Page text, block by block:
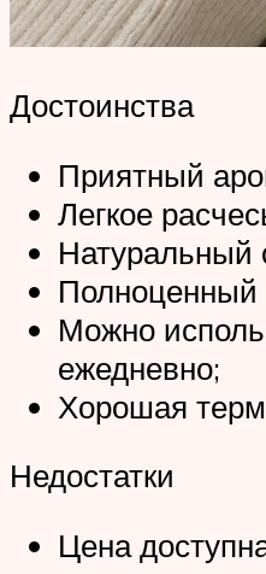
Достоинства
Приятный
Легкое
Натуральный
Полноценный
Можно
ежедневно;
Хорошая
Недостатки
Цена